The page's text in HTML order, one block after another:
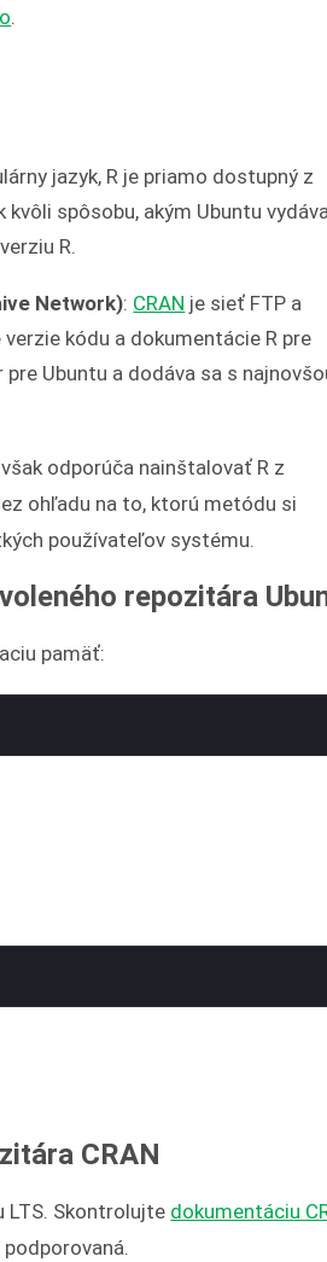
.
jazyk, R je priamo dostupný z
spôsobu, akým Ubuntu vydáva
R.
Network): CRAN je sieť FTP a
kódu a dokumentácie R pre
Ubuntu a dodáva sa s
odporúča nainštalovať R z
ohľadu na to, ktorú metódu si
používateľov systému.
repozitára
pamäť:
CRAN
LTS. Skontrolujte dokumentáciu